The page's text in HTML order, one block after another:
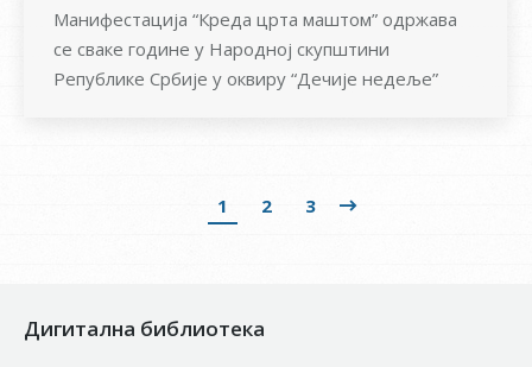
Манифестација “Креда црта маштом” одржава
се сваке године у Народној скупштини
Републике Србије у оквиру “Дечије недеље”
1 2 3
Дигитална библиотека